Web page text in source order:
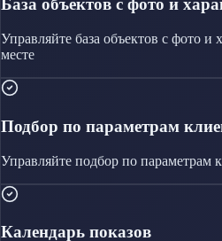
База объектов с фото и
Управляйте база объектов с фото и
месте
Подбор по параметрам
Управляйте подбор по параметрам
Календарь показов